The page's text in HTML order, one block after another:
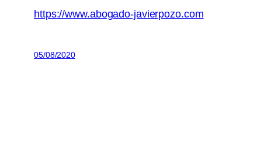
https://www.abogado-javierpozo.com
05/08/2020